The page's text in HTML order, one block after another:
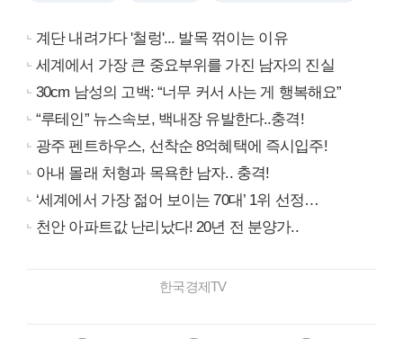
계단 내려가다 '철렁'... 발목 꺾이는 이유
세계에서 가장 큰 중요부위를 가진 남자의 진실
30cm 남성의 고백: “너무 커서 사는 게 행복해요”
“루테인” 뉴스속보, 백내장 유발한다..충격!
광주 펜트하우스, 선착순 8억혜택에 즉시입주!
아내 몰래 처형과 목욕한 남자.. 충격!
‘세계에서 가장 젊어 보이는 70대’ 1위 선정…
천안 아파트값 난리났다! 20년 전 분양가..
한국경제TV